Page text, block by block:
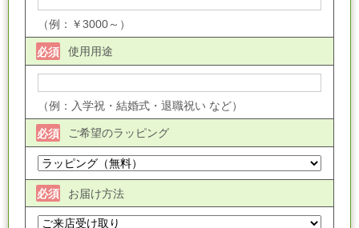
（例：￥3000～）
使用用途
必須
（例：入学祝・結婚式・退職祝い など）
ご希望のラッピング
必須
お届け方法
必須